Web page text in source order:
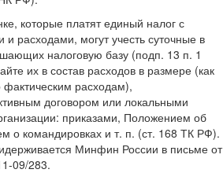
которые платят единый налог с
расходами, могут учесть суточные в
налоговую базу (подп. 13 п. 1
их в состав расходов в размере (как
расходам),
договором или локальными
приказами, Положением об
о командировках и т. п. (ст. 168 ТК РФ).
Минфин России в письме от
09/283.